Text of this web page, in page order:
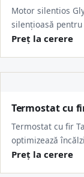
Motor silentios
silențioasă
Preț la cerere
Termostat cu
Termostat cu fir
optimizează
Preț la cerere